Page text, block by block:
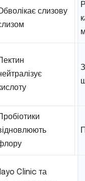
слизову
Clinic та